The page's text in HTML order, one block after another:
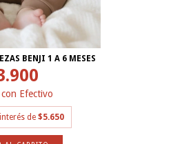
BENJI 1 A 6 MESES
con Efectivo
de $5.650